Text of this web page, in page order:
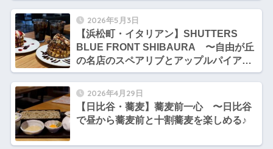
2026年5月3日
【浜松町・イタリアン】SHUTTERS
BLUE FRONT SHIBAURA 〜自由が丘
の名店のスペアリブとアップルパイアラ
モードを浜松町で★
2026年4月29日
【日比谷・蕎麦】蕎麦前一心 〜日比谷
で昼から蕎麦前と十割蕎麦を楽しめる♪